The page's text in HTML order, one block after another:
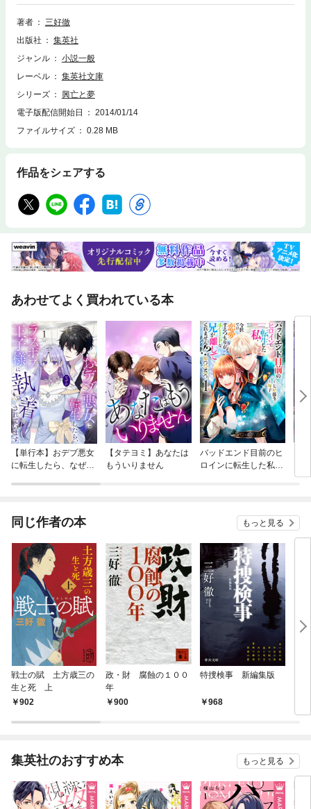
争が勃発。日本は世界大戦の渦に巻きこまれていく。
著者
三好徹
出版社
集英社
ジャンル
小説一般
レーベル
集英社文庫
シリーズ
興亡と夢
電子版配信開始日
2014/01/14
ファイルサイズ
0.28 MB
作品をシェアする
あわせてよく買われている本
【単行本】おデブ悪女
に転生したら、なぜか
【タテヨミ】あなたは
もういりません
バッドエンド目前のヒ
ロインに転生した私、
同じ作者の本 もっと見る
戦士の賦 土方歳三の
生と死 上
902
政・財 腐蝕の１００
年
900
特捜検事 新編集版
968
集英社のおすすめ本 もっと見る